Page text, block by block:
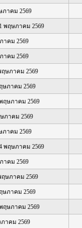
ภาคม 2569
พฤษภาคม 2569
าคม 2569
าคม 2569
ษภาคม 2569
ษภาคม 2569
ฤษภาคม 2569
ภาคม 2569
ภาคม 2569
พฤษภาคม 2569
าคม 2569
ษภาคม 2569
ษภาคม 2569
ฤษภาคม 2569
าคม 2569